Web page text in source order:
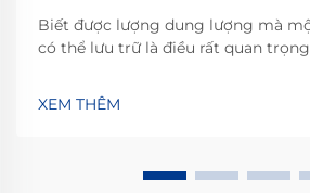
Biết được lượng dung lượng mà
có thể lưu trữ là điều rất quan
do đó việc xác định chính xác lượng
chúng có thể cung cấp để vận
XEM THÊM